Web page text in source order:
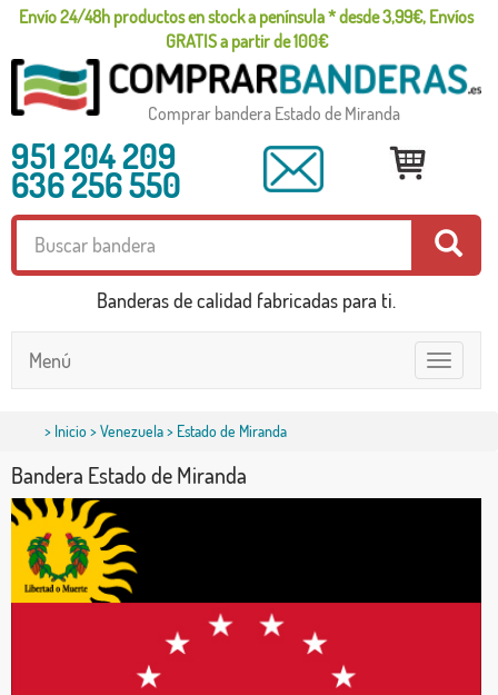
Envío 24/48h productos en stock a península * desde 3,99€, Envíos
GRATIS a partir de 100€
Comprar bandera Estado de Miranda
951 204 209
636 256 550
Banderas de calidad fabricadas para ti.
Toggle
navigation
Menú
> Inicio>Venezuela> Estado de Miranda
Bandera Estado de Miranda